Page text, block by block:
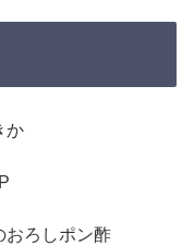
か
おろしポン酢